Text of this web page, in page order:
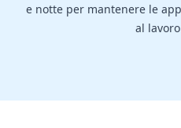
e notte per mantenere le
al